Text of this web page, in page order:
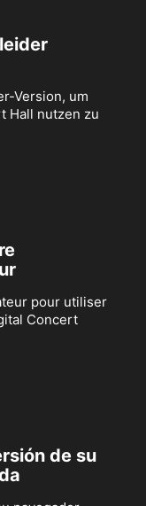
Version, um
Hall nutzen zu
pour utiliser
Concert
de su